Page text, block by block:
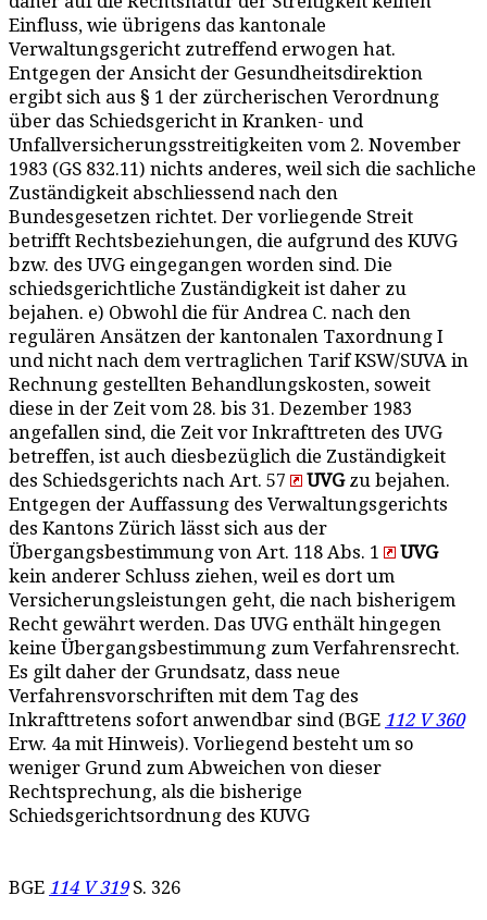
Einfluss, wie übrigens das kantonale
Verwaltungsgericht zutreffend erwogen hat.
Entgegen der Ansicht der Gesundheitsdirektion
ergibt sich aus § 1 der zürcherischen Verordnung
über das Schiedsgericht in Kranken- und
Unfallversicherungsstreitigkeiten vom 2. November
1983 (GS 832.11) nichts anderes, weil sich die sachliche
Zuständigkeit abschliessend nach den
Bundesgesetzen richtet. Der vorliegende Streit
betrifft Rechtsbeziehungen, die aufgrund des KUVG
bzw. des UVG eingegangen worden sind. Die
schiedsgerichtliche Zuständigkeit ist daher zu
bejahen. e) Obwohl die für Andrea C. nach den
regulären Ansätzen der kantonalen Taxordnung I
und nicht nach dem vertraglichen Tarif KSW/SUVA in
Rechnung gestellten Behandlungskosten, soweit
diese in der Zeit vom 28. bis 31. Dezember 1983
angefallen sind, die Zeit vor Inkrafttreten des UVG
betreffen, ist auch diesbezüglich die Zuständigkeit
des Schiedsgerichts nach Art. 57
UVGzu bejahen.
Entgegen der Auffassung des Verwaltungsgerichts
des Kantons Zürich lässt sich aus der
Übergangsbestimmung von Art. 118 Abs. 1
UVG
kein anderer Schluss ziehen, weil es dort um
Versicherungsleistungen geht, die nach bisherigem
Recht gewährt werden. Das UVG enthält hingegen
keine Übergangsbestimmung zum Verfahrensrecht.
Es gilt daher der Grundsatz, dass neue
Verfahrensvorschriften mit dem Tag des
Inkrafttretens sofort anwendbar sind (BGE 112 V 360
Erw. 4a mit Hinweis). Vorliegend besteht um so
weniger Grund zum Abweichen von dieser
Rechtsprechung, als die bisherige
Schiedsgerichtsordnung des KUVG
BGE 114 V 319S. 326